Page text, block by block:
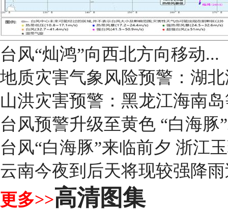
台风“灿鸿”向西北方向移动...
地质灾害气象风险预警：湖
山洪灾害预警：黑龙江海南
台风预警升级至黄色 “白海
台风“白海豚”来临前夕 浙江
云南今夜到后天将现较强降
更多>>高清图集